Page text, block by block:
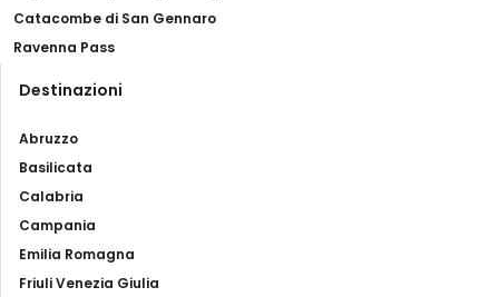
Catacombe di San Gennaro
Ravenna Pass
Destinazioni
Abruzzo
Basilicata
Calabria
Campania
Emilia Romagna
Friuli Venezia Giulia